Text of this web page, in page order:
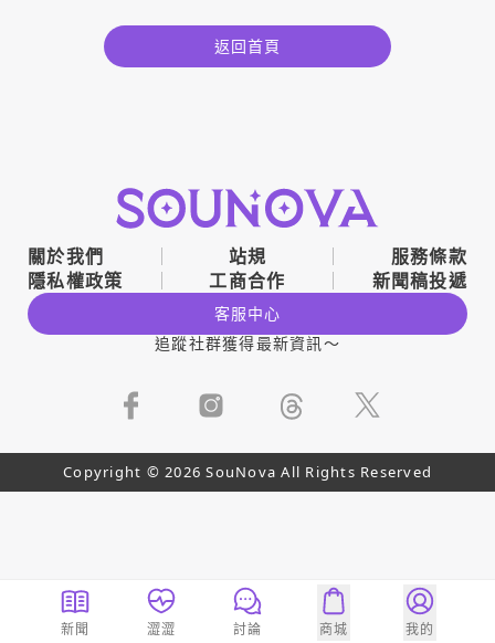
返回首頁
關於我們 站規
服務條款
隱私權政策
工商合作 新聞稿投遞
客服中心
追蹤社群獲得最新資訊～
Copyright © 2026 SouNova All Rights Reserved
新聞 澀澀 討論 商城 我的